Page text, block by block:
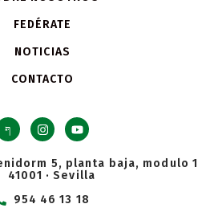
FEDÉRATE
NOTICIAS
CONTACTO
5, planta baja, modulo 1
41001 · Sevilla
954 46 13 18